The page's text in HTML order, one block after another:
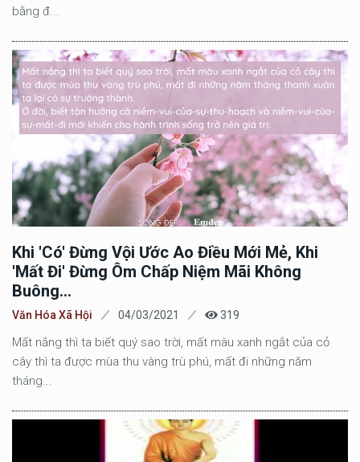
bằng đ...
Khi 'có' Đừng Vội Ước Ao Điều Mới Mẻ, Khi
'mất Đi' Đừng Ôm Chấp Niệm Mãi Không
Buông...
Văn Hóa Xã Hội 04/03/2021 319
Mất nắng thì ta biết quý sao trời, mất màu xanh ngắt của cỏ
cây thì ta được mùa thu vàng trù phú, mất đi những năm
tháng...